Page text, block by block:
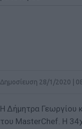
Δημοσίευση 28/1/2020 |
Η Δήμητρα Γεωργίου
του MasterChef. Η